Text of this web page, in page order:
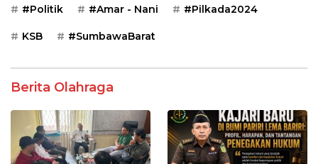
#Politik #Amar - Nani #Pilkada2024
KSB #SumbawaBarat
Berita Olahraga